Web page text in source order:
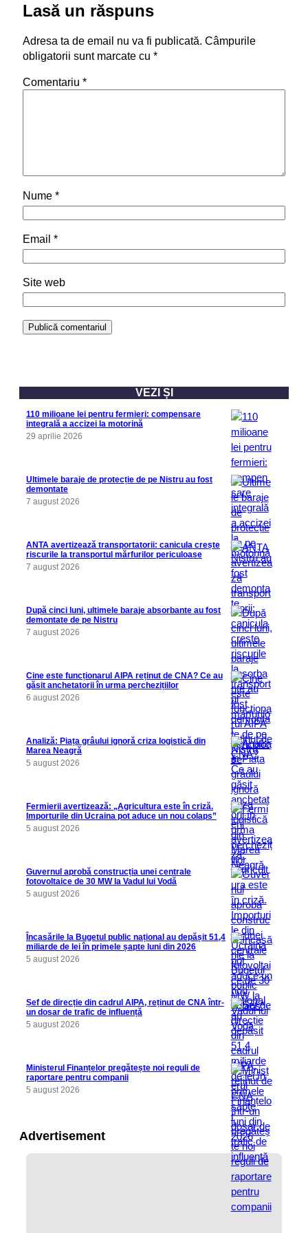
Lasă un răspuns
Adresa ta de email nu va fi publicată. Câmpurile
obligatorii sunt marcate cu *
Comentariu *
Nume *
Email *
Site web
VEZI ȘI
110 milioane lei pentru fermieri: compensare
integrală a accizei la motorină
29 aprilie 2026
Ultimele baraje de protecție de pe Nistru au fost
demontate
7 august 2026
ANTA avertizează transportatorii: canicula crește
riscurile la transportul mărfurilor periculoase
7 august 2026
După cinci luni, ultimele baraje absorbante au fost
demontate de pe Nistru
7 august 2026
Cine este funcționarul AIPA reținut de CNA? Ce au
găsit anchetatorii în urma perchezițiilor
6 august 2026
Analiză: Piața grâului ignoră criza logistică din
Marea Neagră
5 august 2026
Fermierii avertizează: „Agricultura este în criză.
Importurile din Ucraina pot aduce un nou colaps”
5 august 2026
Guvernul aprobă construcția unei centrale
fotovoltaice de 30 MW la Vadul lui Vodă
5 august 2026
Încasările la Bugetul public național au depășit 51,4
miliarde de lei în primele șapte luni din 2026
5 august 2026
Șef de direcție din cadrul AIPA, reținut de CNA într-
un dosar de trafic de influență
5 august 2026
Ministerul Finanțelor pregătește noi reguli de
raportare pentru companii
5 august 2026
Advertisement